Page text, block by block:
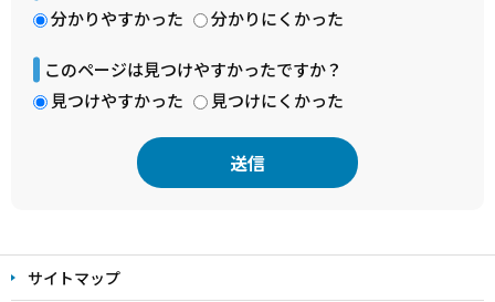
分かりやすかった
分かりにくかった
このページは見つけやすかったですか？
見つけやすかった
見つけにくかった
文
こ サイトマップ